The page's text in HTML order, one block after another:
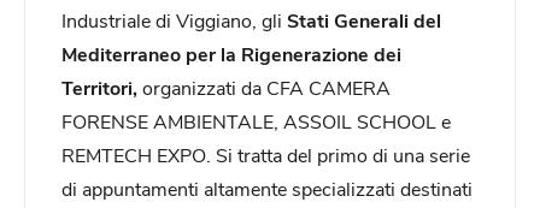
Industriale di Viggiano, gli Stati Generali del
Mediterraneo per la Rigenerazione dei
Territori,organizzati da CFA CAMERA
FORENSE AMBIENTALE, ASSOIL SCHOOL e
REMTECH EXPO. Si tratta del primo di una serie
di appuntamenti altamente specializzati destinati